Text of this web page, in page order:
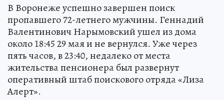
В Воронеже успешно завершен поиск
пропавшего 72-летнего мужчины. Геннадий
Валентинович Нарымовский ушел из дома
около 18:45 29 мая и не вернулся. Уже через
пять часов, в 23:40, недалеко от места
жительства пенсионера был развернут
оперативный штаб поискового отряда «Лиза
Алерт».